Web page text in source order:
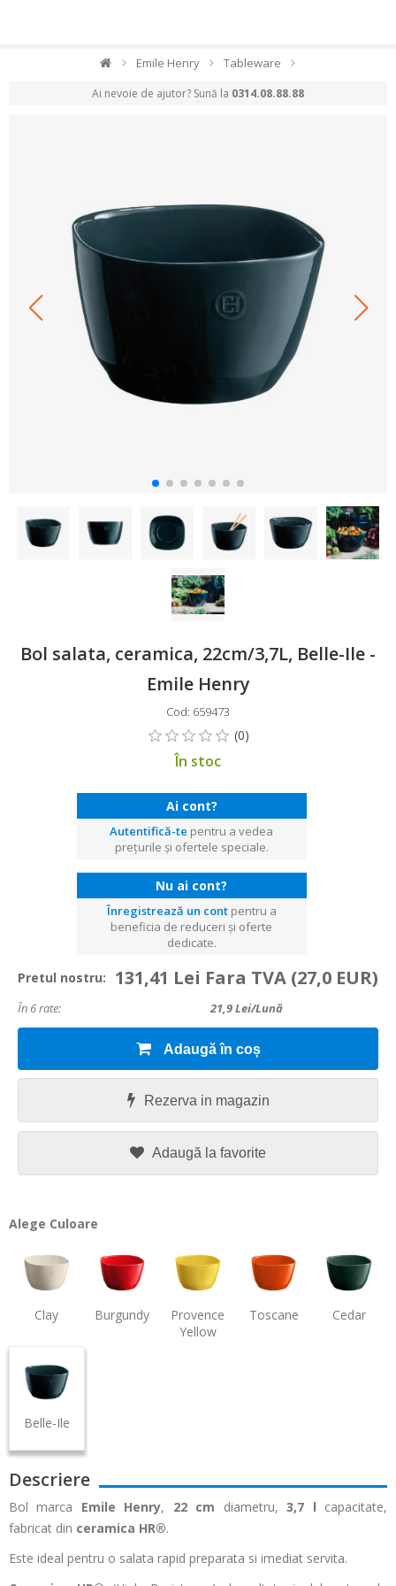
Emile Henry Tableware
Ai nevoie de ajutor? Sună la 0314.08.88.88
Bol salata, ceramica, 22cm/3,7L, Belle-Ile -
Emile Henry
Cod: 659473
În stoc
Ai cont?
Autentifică-te pentru a vedea
prețurile și ofertele speciale.
Nu ai cont?
Înregistrează un contpentru a
beneficia de reduceri și oferte
dedicate.
Pretul nostru: 131,41 Lei Fara TVA (27,0 EUR)
În 6 rate: 21,9Lei/lună
Adaugă în coș
Rezerva in magazin
Adaugă la favorite
Alege Culoare
Clay Burgundy
Provence
Yellow
Toscane Cedar
Belle-Ile
Descriere
Bol marca Emile Henry, 22 cm diametru,3,7 l capacitate,
fabricat din ceramica HR®.
Este ideal pentru o salata rapid preparata si imediat servita.